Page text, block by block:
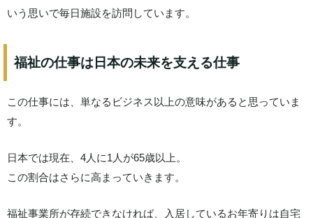
いう思いで毎日施設を訪問しています。
福祉の仕事は日本の未来を支える仕事
この仕事には、単なるビジネス以上の意味があると思っていま
す。
日本では現在、4人に1人が65歳以上。
この割合はさらに高まっていきます。
福祉事業所が存続できなければ、入居しているお年寄りは自宅